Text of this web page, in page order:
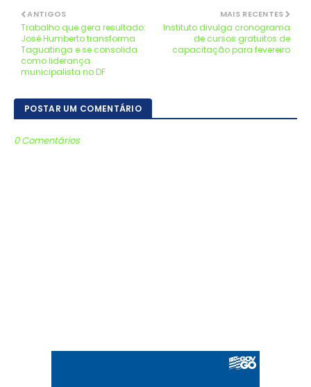
MAIS RECENTES
Instituto divulga cronograma
de cursos gratuitos de
capacitação para fevereiro
ANTIGOS
Trabalho que gera resultado:
José Humberto transforma
Taguatinga e se consolida
como liderança
municipalista no DF
POSTAR UM COMENTÁRIO
0 Comentários